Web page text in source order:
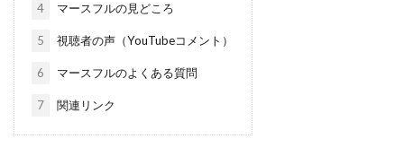
4 マースフルの見どころ
5 視聴者の声（YouTubeコメント）
6 マースフルのよくある質問
7 関連リンク